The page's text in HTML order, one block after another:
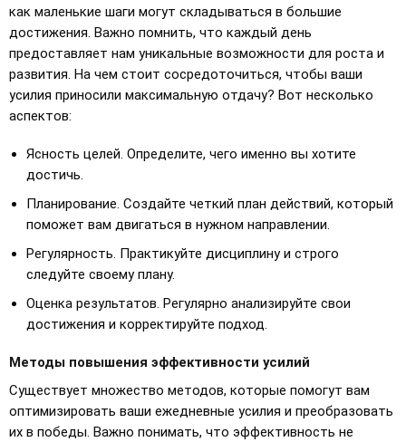
как маленькие шаги могут складываться в большие
достижения. Важно помнить, что каждый день
предоставляет нам уникальные возможности для роста и
развития. На чем стоит сосредоточиться, чтобы ваши
усилия приносили максимальную отдачу? Вот несколько
аспектов:
Ясность целей. Определите, чего именно вы хотите
достичь.
Планирование. Создайте четкий план действий, который
поможет вам двигаться в нужном направлении.
Регулярность. Практикуйте дисциплину и строго
следуйте своему плану.
Оценка результатов. Регулярно анализируйте свои
достижения и корректируйте подход.
Методы повышения эффективности усилий
Существует множество методов, которые помогут вам
оптимизировать ваши ежедневные усилия и преобразовать
их в победы. Важно понимать, что эффективность не